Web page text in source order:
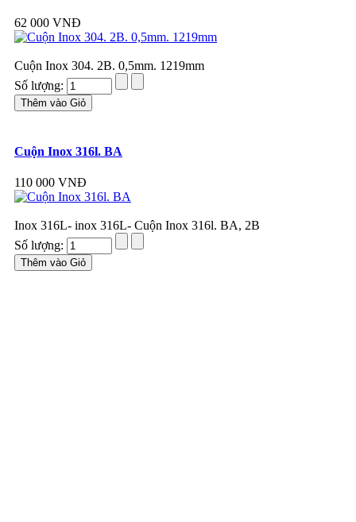
62 000 VNĐ
Cuộn Inox 304. 2B. 0,5mm. 1219mm
Số lượng:
Cuộn Inox 316l. BA
110 000 VNĐ
Inox 316L- inox 316L- Cuộn Inox 316l. BA, 2B
Số lượng: